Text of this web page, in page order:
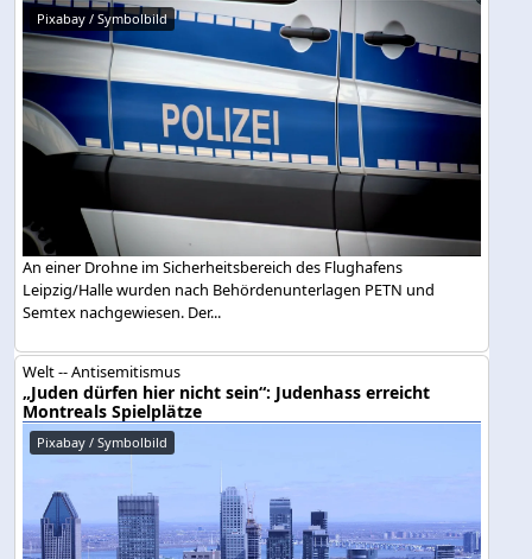
Pixabay / Symbolbild
An einer Drohne im Sicherheitsbereich des Flughafens
Leipzig/Halle wurden nach Behördenunterlagen PETN und
Semtex nachgewiesen. Der...
Welt -- Antisemitismus
„Juden dürfen hier nicht sein“: Judenhass erreicht
Montreals Spielplätze
Pixabay / Symbolbild